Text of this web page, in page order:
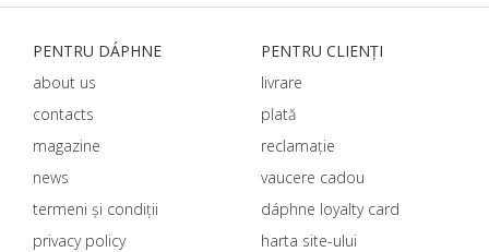
PENTRU DÁPHNЕ
about us
contacts
magazine
news
termeni și condiții
privacy policy
PENTRU CLIENȚI
livrare
plată
reclamație
vaucere cadou
dáphnе loyalty card
harta site-ului